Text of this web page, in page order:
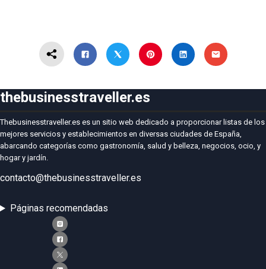
thebusinesstraveller.es
Thebusinesstraveller.es es un sitio web dedicado a proporcionar listas de los
mejores servicios y establecimientos en diversas ciudades de España,
abarcando categorías como gastronomía, salud y belleza, negocios, ocio, y
hogar y jardín.
contacto@thebusinesstraveller.es
Páginas recomendadas